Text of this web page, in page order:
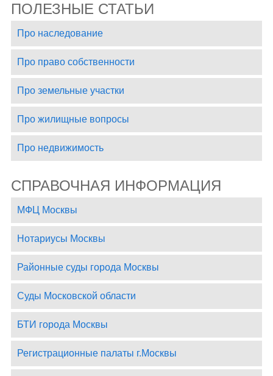
ПОЛЕЗНЫЕ СТАТЬИ
Про наследование
Про право собственности
Про земельные участки
Про жилищные вопросы
Про недвижимость
СПРАВОЧНАЯ ИНФОРМАЦИЯ
МФЦ Москвы
Нотариусы Москвы
Районные суды города Москвы
Суды Московской области
БТИ города Москвы
Регистрационные палаты г.Москвы